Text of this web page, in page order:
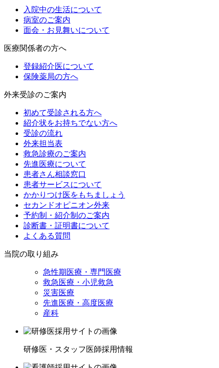
入院中の生活について
病室のご案内
面会・お見舞いについて
医療関係者の方へ
登録紹介医について
保険薬局の方へ
外来受診のご案内
初めて受診される方へ
紹介状をお持ちでない方へ
受診の流れ
外来担当表
救急診療のご案内
先進医療について
患者さん相談窓口
患者サービスについて
かかりつけ医をもちましょう
セカンドオピニオン外来
予約制・紹介制のご案内
診断書・証明書について
よくある質問
当院の取り組み
急性期医療・専門医療
救急医療・小児救急
災害医療
先進医療・高度医療
産科
研修医・スタッフ医師採用情報